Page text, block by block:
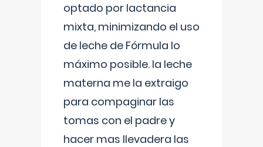
optado por lactancia
mixta, minimizando el uso
de leche de Fórmula lo
máximo posible. la leche
materna me la extraigo
para compaginar las
tomas con el padre y
hacer mas llevadera las